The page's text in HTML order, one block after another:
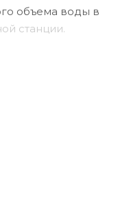
объема воды в
станции.